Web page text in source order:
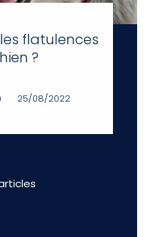
flatulences
?
25/08/2022